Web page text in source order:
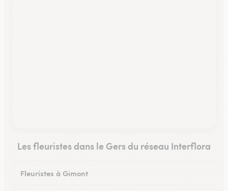
Les fleuristes dans le Gers du réseau Interflora
Fleuristes à Gimont